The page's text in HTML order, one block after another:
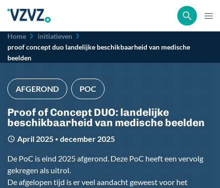
Kruimelpad
Home
initiatieven
proof concept duo landelijke beschikbaarheid van medische
beelden
AFGEROND POC
Proof of Concept DUO: landelijke
beschikbaarheid van medische beelden
April 2025 ■ december 2025
De PoC is eind 2025 afgerond. Deze PoC heeft een vervolg
gekregen als uitrol.
De afgelopen tijd is er veel aandacht geweest voor het